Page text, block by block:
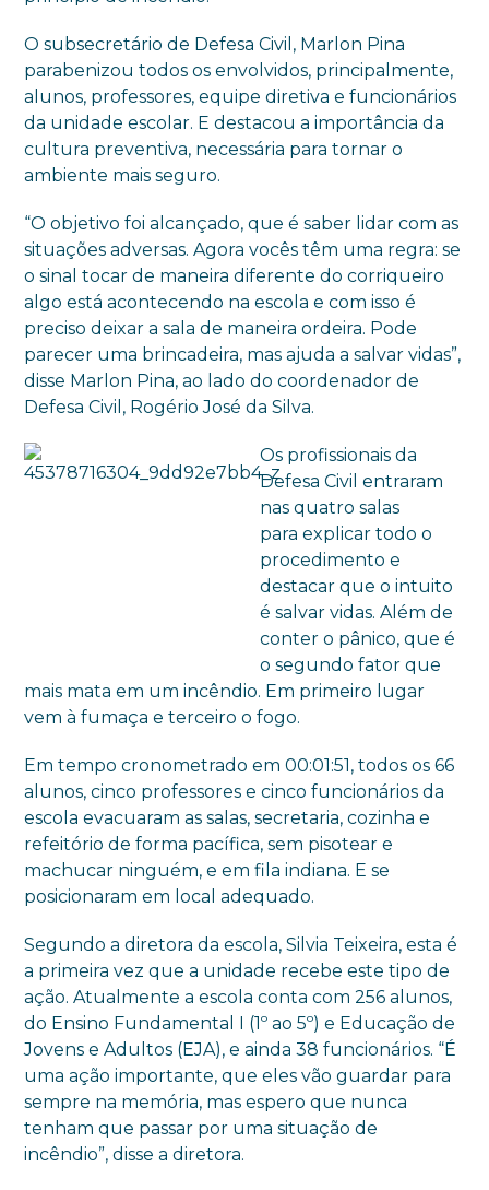
O subsecretário de Defesa Civil, Marlon Pina
parabenizou todos os envolvidos, principalmente,
alunos, professores, equipe diretiva e funcionários
da unidade escolar. E destacou a importância da
cultura preventiva, necessária para tornar o
ambiente mais seguro.
“O objetivo foi alcançado, que é saber lidar com as
situações adversas. Agora vocês têm uma regra: se
o sinal tocar de maneira diferente do corriqueiro
algo está acontecendo na escola e com isso é
preciso deixar a sala de maneira ordeira. Pode
parecer uma brincadeira, mas ajuda a salvar vidas”,
disse Marlon Pina, ao lado do coordenador de
Defesa Civil, Rogério José da Silva.
Os profissionais da
Defesa Civil entraram
nas quatro salas
para explicar todo o
procedimento e
destacar que o intuito
é salvar vidas. Além de
conter o pânico, que é
o segundo fator que
mais mata em um incêndio. Em primeiro lugar
vem à fumaça e terceiro o fogo.
Em tempo cronometrado em 00:01:51, todos os 66
alunos, cinco professores e cinco funcionários da
escola evacuaram as salas, secretaria, cozinha e
refeitório de forma pacífica, sem pisotear e
machucar ninguém, e em fila indiana. E se
posicionaram em local adequado.
Segundo a diretora da escola, Silvia Teixeira, esta é
a primeira vez que a unidade recebe este tipo de
ação. Atualmente a escola conta com 256 alunos,
do Ensino Fundamental I (1º ao 5º) e Educação de
Jovens e Adultos (EJA), e ainda 38 funcionários. “É
uma ação importante, que eles vão guardar para
sempre na memória, mas espero que nunca
tenham que passar por uma situação de
incêndio”, disse a diretora.